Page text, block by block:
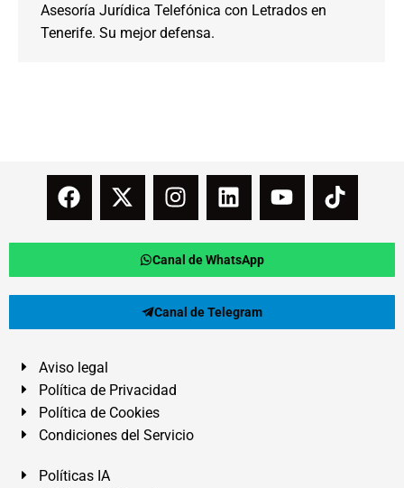
Asesoría Jurídica Telefónica con Letrados en
Tenerife. Su mejor defensa.
Canal de WhatsApp
Canal de Telegram
Aviso legal
Política de Privacidad
Política de Cookies
Condiciones del Servicio
Políticas IA